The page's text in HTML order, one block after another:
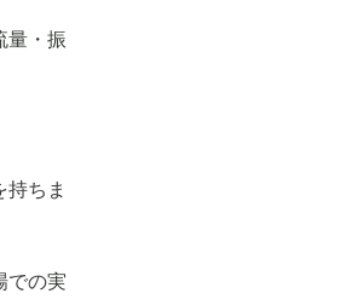
量・振
ちま
での実